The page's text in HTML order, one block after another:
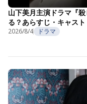
山下美月主演ドラマ『
る？あらすじ・キャス
2026/8/4 ドラマ